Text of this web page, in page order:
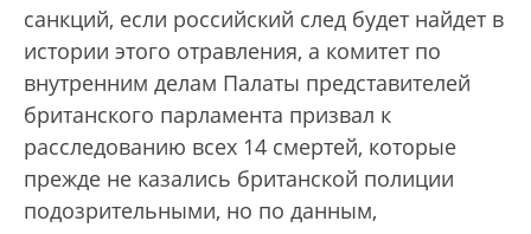
санкций, если российский след будет найдет в
истории этого отравления, а комитет по
внутренним делам Палаты представителей
британского парламента призвал к
расследованию всех 14 смертей, которые
прежде не казались британской полиции
подозрительными, но по данным,